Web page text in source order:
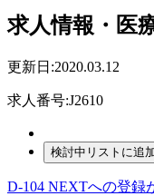
求人情報・医
更新日:2020.03.12
求人番号:J2610
D-104 NEXTへの登録